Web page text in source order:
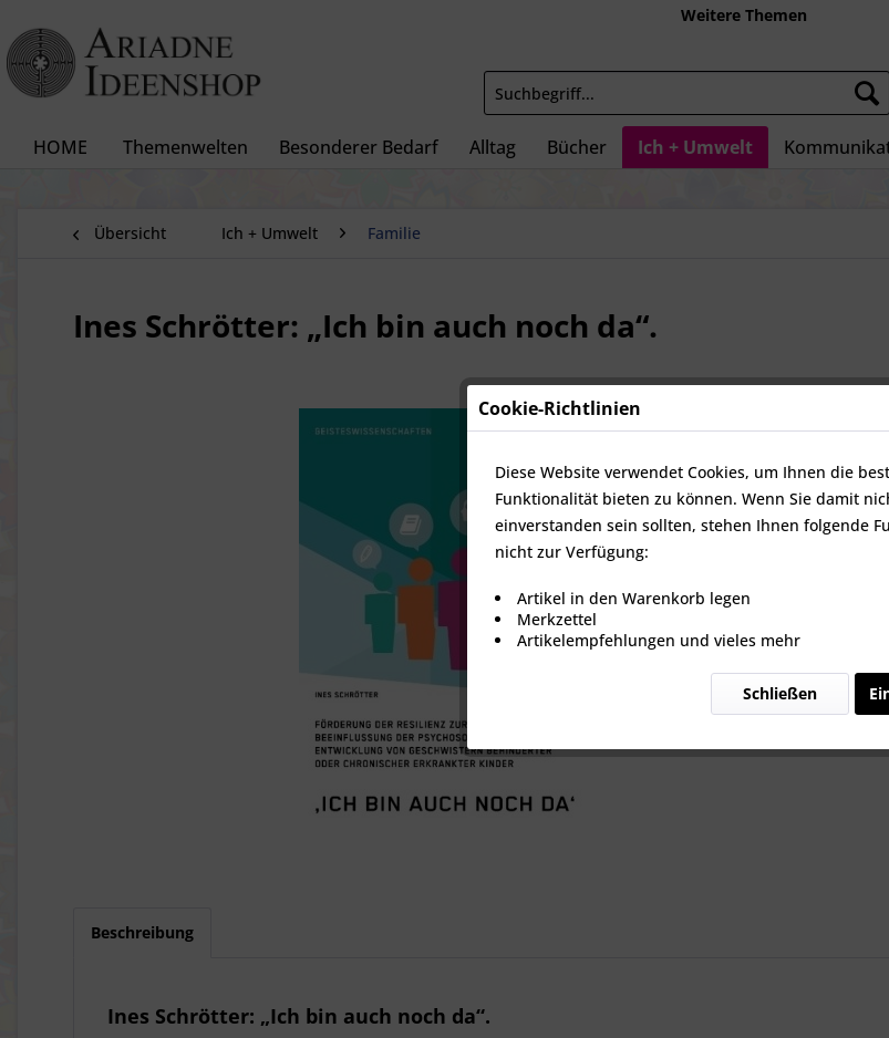
Weitere Themen
HOME Themenwelten Besonderer Bedarf Alltag Bücher Ich + Umwelt
Übersicht Ich + Umwelt Familie
Ines Schrötter: „Ich bin auch noch da“.
Beschreibung
Ines Schrötter: „Ich bin auch noch da“.
Cookie-Richtlinien
Diese Website verwendet Cookies, um Ihnen die
Funktionalität bieten zu können. Wenn Sie damit
einverstanden sein sollten, stehen Ihnen folgende
nicht zur Verfügung:
Artikel in den Warenkorb legen
Merkzettel
Artikelempfehlungen und vieles mehr
Schließen